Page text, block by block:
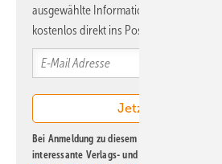
ausgewählte Informationen und
kostenlos direkt ins Postfach.
Bei Anmeldung zu diesem Newsletter bin ich
interessante Verlags- und Online-Angebote